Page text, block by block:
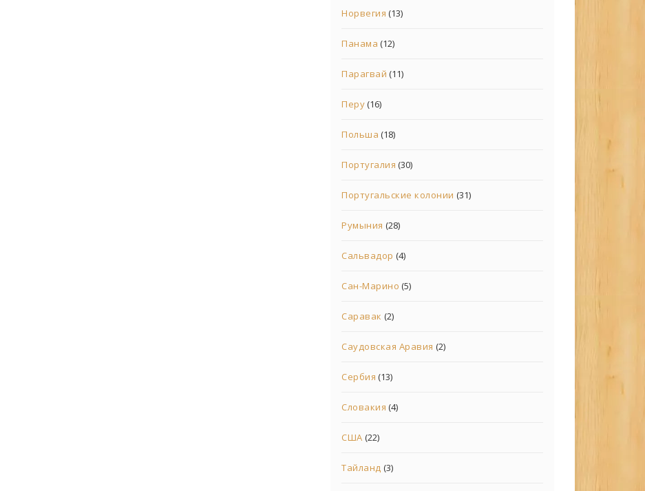
Норвегия (13)
Панама (12)
Парагвай (11)
Перу(16)
Польша (18)
Португалия (30)
Португальские колонии (31)
Румыния (28)
Сальвадор (4)
Сан-Марино (5)
Саравак (2)
Саудовская Аравия (2)
Сербия (13)
Словакия (4)
США (22)
Тайланд (3)